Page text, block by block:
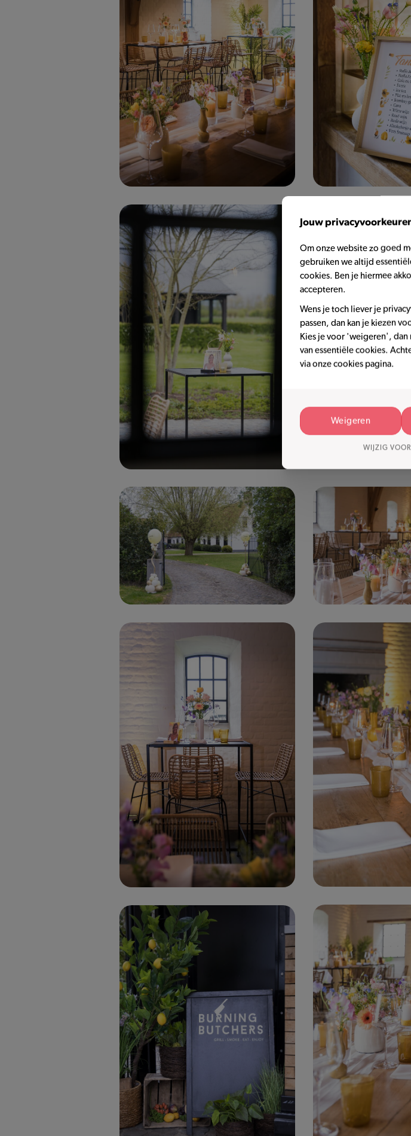
Jouw
Om onze website zo goed
gebruiken we altijd
cookies. Ben je hiermee
accepteren.
Wens je toch liever je
passen, dan kan je kiezen
Kies je voor 'weigeren', dan
van essentiële cookies.
via onze cookies pagina.
Weigeren
WIJZIG